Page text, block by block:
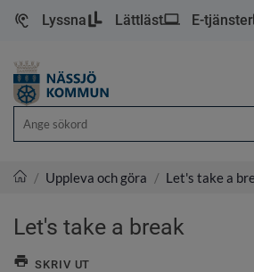
Lyssna Lättläst E-tjänster
/ Uppleva och göra / Let's take a
Let's take a break
SKRIV UT